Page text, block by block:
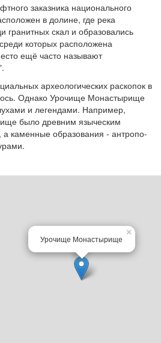
заказника национального
в долине, где река
гранитных скал и образовались
которых расположена
ещё часто называют
археологических раскопок в
Однако Урочище Монастырище
и легендами. Например,
было древним языческим
каменные образования - антропо-
Урочище Монастырище
×